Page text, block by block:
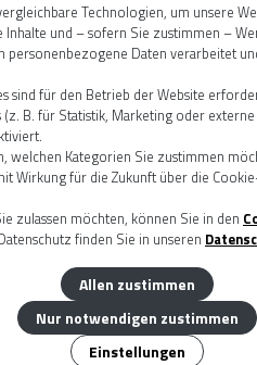
Technologien, um unsere
Inhalte und – sofern Sie zustimmen –
personenbezogene Daten verarbeitet
sind für den Betrieb der Website
(z. B. für Statistik, Marketing oder
welchen Kategorien Sie zustimmen
Wirkung für die Zukunft über die
zulassen möchten, können Sie in den
finden Sie in unseren
Einstellungen
Nur notwendigen zustimmen
Allen zustimmen